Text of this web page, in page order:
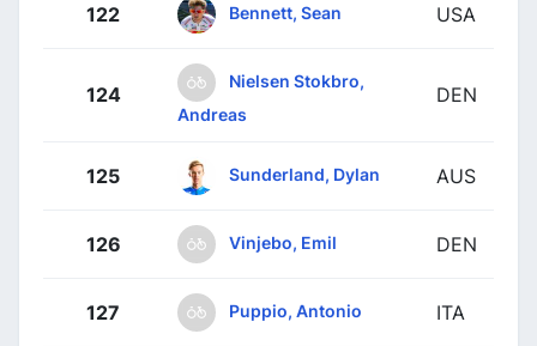
122 Bennett, Sean USA
124
Nielsen Stokbro,
Andreas
DEN
125 Sunderland, Dylan AUS
126 Vinjebo, Emil DEN
127 Puppio, Antonio ITA